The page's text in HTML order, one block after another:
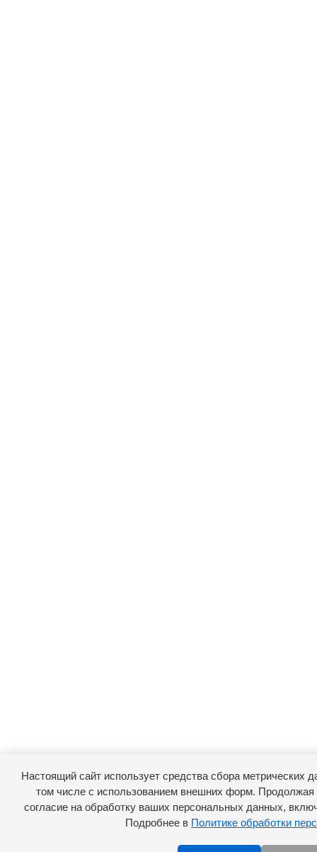
Настоящий сайт использует средства сбора метрических
том числе с использованием внешних форм.
согласие на обработку ваших персональных данных,
Подробнее в Политике обработки